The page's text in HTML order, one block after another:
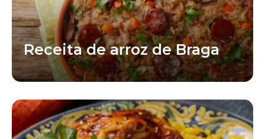
Receita de arroz de Braga